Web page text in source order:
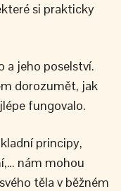
si prakticky
a jeho poselství.
dorozumět, jak
fungovalo.
principy,
nám mohou
těla v běžném